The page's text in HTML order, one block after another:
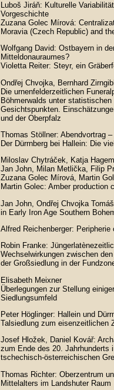
Luboš Jiráň: Kulturelle
Vorgeschichte
Zuzana Golec Mírová:
Moravia (Czech Republic) and
Wolfgang David: Ostbayern in
Mitteldonauraumes?
Violetta Reiter: Steyr, ein
Ondřej Chvojka, Bernhard
Die urnenfelderzeitlichen
Böhmerwalds unter
Gesichtspunkten.
und der Oberpfalz
Thomas Stöllner: Abendvortrag
Der Dürrnberg bei Hallein: Die
Miloslav Chytráček, Katja
Jan John, Milan Metlička, Filip
Zuzana Golec Mírová, Martin
Martin Golec: Amber production
Jan John, Ondřej Chvojka
in Early Iron Age Southern
Alfred Reichenberger:
Robin Franke:
Wechselwirkungen zwischen
der Großsiedlung in der
Elisabeth Meixner
Überlegungen zur Stellung
Siedlungsumfeld
Peter Höglinger: Hallein und
Talsiedlung zum eisenzeitlichen
Josef Hložek, Daniel Kovář:
zum Ende des 20. Jahrhunderts
tschechisch-österreichischen
Thomas Richter: Oberzentrum
Mittelalters im Landshuter Raum